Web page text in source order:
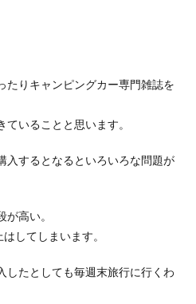
たりキャンピングカー専門雑誌を
いることと思います。
入するとなるといろいろな問題が
高い。
してしまいます。
したとしても毎週末旅行に行くわ